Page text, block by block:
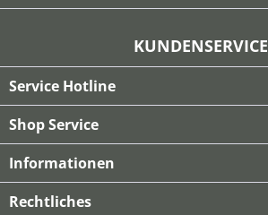
KUNDENSERVICE
Service Hotline
Shop Service
Informationen
Rechtliches